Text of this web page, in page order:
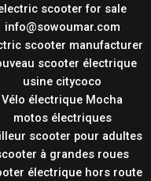
scooter for sale
info@sowoumar.com
scooter manufacturer
scooter électrique
usine citycoco
Vélo électrique Mocha
motos électriques
scooter pour adultes
à grandes roues
électrique hors route